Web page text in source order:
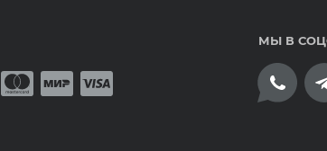
Принимается оплата
МЫ В